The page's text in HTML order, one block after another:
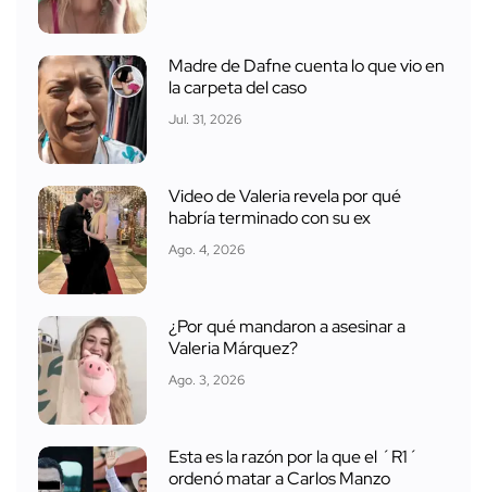
Madre de Dafne cuenta lo que vio en
la carpeta del caso
Jul. 31, 2026
Video de Valeria revela por qué
habría terminado con su ex
Ago. 4, 2026
¿Por qué mandaron a asesinar a
Valeria Márquez?
Ago. 3, 2026
Esta es la razón por la que el ´R1´
ordenó matar a Carlos Manzo